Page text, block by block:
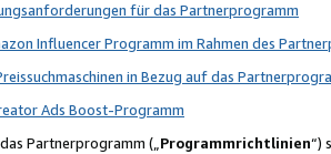
für das Partnerprogramm
Influencer Programm im Rahmen des
in Bezug auf das
Ads Boost-Programm
Partnerprogramm („Programmrichtlinien“)